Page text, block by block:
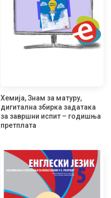
Хемија, Знам за матуру,
дигитална збирка задатака
за завршни испит – годишња
претплата